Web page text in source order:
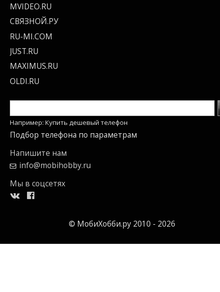
MVIDEO.RU
СВЯЗНОЙ.РУ
RU-MI.COM
JUST.RU
MAXIMUS.RU
OLDI.RU
Например: Купить дешевый телефон
Подбор телефона по параметрам
Напишите нам
info@mobihobby.ru
Мы в соцсетях
© МобиХобби.ру 2010 - 2026